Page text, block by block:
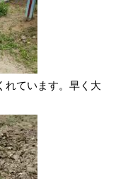
れています。早く大